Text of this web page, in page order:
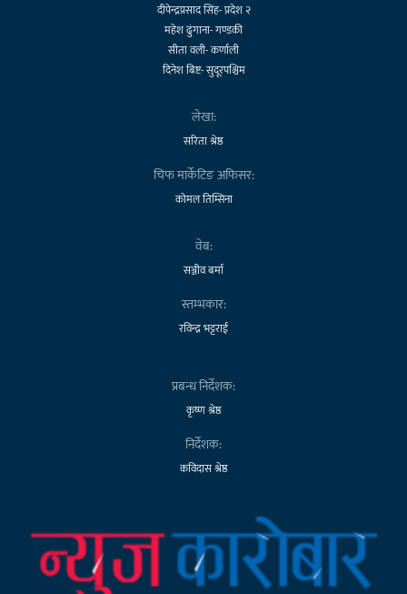
दीपेन्द्रप्रसाद सिंह- प्रदेश २
महेश ढुंगाना- गण्डकी
सीता वली- कर्णाली
दिनेश बिष्ट- सुदूरपश्चिम
लेखा:
सरिता श्रेष्ठ
चिफ मार्केटिङ अफिसर:
कोमल तिम्सिना
वेब:
सञ्जीव बर्मा
स्तम्भकार:
रविन्द्र भट्टराई
प्रबन्ध निर्देशक:
कृष्ण श्रेष्ठ
निर्देशक:
कविदास श्रेष्ठ